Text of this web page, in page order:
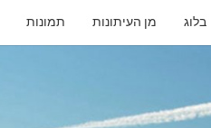
תמונות מן העיתונות בלוג